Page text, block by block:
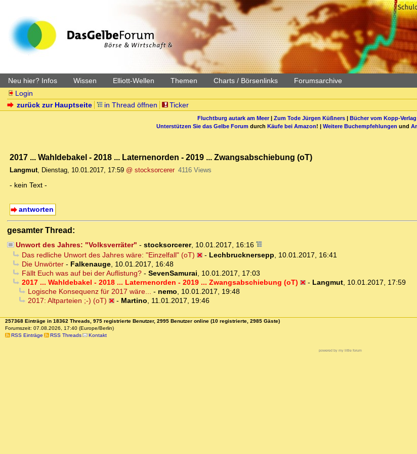
Neu hier? Infos Wissen Elliott-Wellen Themen Charts / Börsenlinks Forumsarchive
Login
zurück zur Hauptseite
in Thread öffnen Ticker
Fluchtburg autark am Meer| Zum Tode Jürgen Küßners| Bücher vom Kopp-
Unterstützen Sie das Gelbe Forum durch Käufe bei Amazon! | Weitere Buchempfehlungen und
2017 ... Wahldebakel - 2018 ... Laternenorden - 2019 ... Zwangsabschiebung (oT)
Langmut, Dienstag, 10.01.2017, 17:59 @ stocksorcerer 4116 Views
- kein Text -
antworten
gesamter Thread:
Unwort des Jahres: "Volksverräter" - stocksorcerer, 10.01.2017, 16:16
Das redliche Unwort des Jahres wäre: "Einzelfall" (oT)
- Lechbrucknersepp, 10.01.2017, 16:41
Die Unwörter- Falkenauge, 10.01.2017, 16:48
Fällt Euch was auf bei der Auflistung?- SevenSamurai, 10.01.2017, 17:03
2017 ... Wahldebakel - 2018 ... Laternenorden - 2019 ... Zwangsabschiebung (oT)
- Langmut, 10.01.2017, 17:59
Logische Konsequenz für 2017 wäre... - nemo, 10.01.2017, 19:48
2017: Altparteien ;-) (oT)
- Martino, 11.01.2017, 19:46
257368 Einträge in 18362 Threads, 975 registrierte Benutzer, 2995 Benutzer online (10 registrierte, 2985 Gäste)
Forumszeit: 07.08.2026, 17:40 (Europe/Berlin)
RSS Einträge
RSS Threads Kontakt
powered by my little forum